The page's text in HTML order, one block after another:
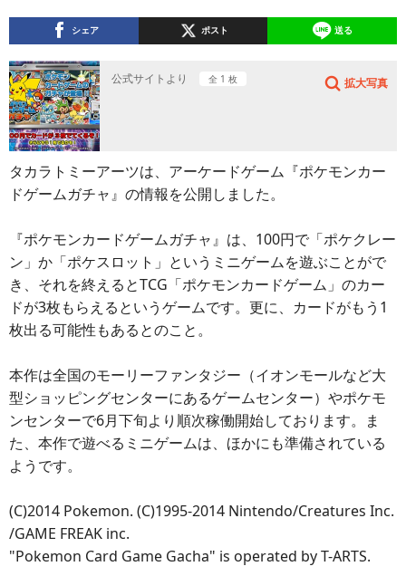
シェア ポスト 送る
公式サイトより 全 1 枚 拡大写真
タカラトミーアーツは、アーケードゲーム『ポケモンカー
ドゲームガチャ』の情報を公開しました。
『ポケモンカードゲームガチャ』は、100円で「ポケクレー
ン」か「ポケスロット」というミニゲームを遊ぶことがで
き、それを終えるとTCG「ポケモンカードゲーム」のカー
ドが3枚もらえるというゲームです。更に、カードがもう1
枚出る可能性もあるとのこと。
本作は全国のモーリーファンタジー（イオンモールなど大
型ショッピングセンターにあるゲームセンター）やポケモ
ンセンターで6月下旬より順次稼働開始しております。ま
た、本作で遊べるミニゲームは、ほかにも準備されている
ようです。
(C)2014 Pokemon. (C)1995-2014 Nintendo/Creatures Inc.
/GAME FREAK inc.
"Pokemon Card Game Gacha" is operated by T-ARTS.